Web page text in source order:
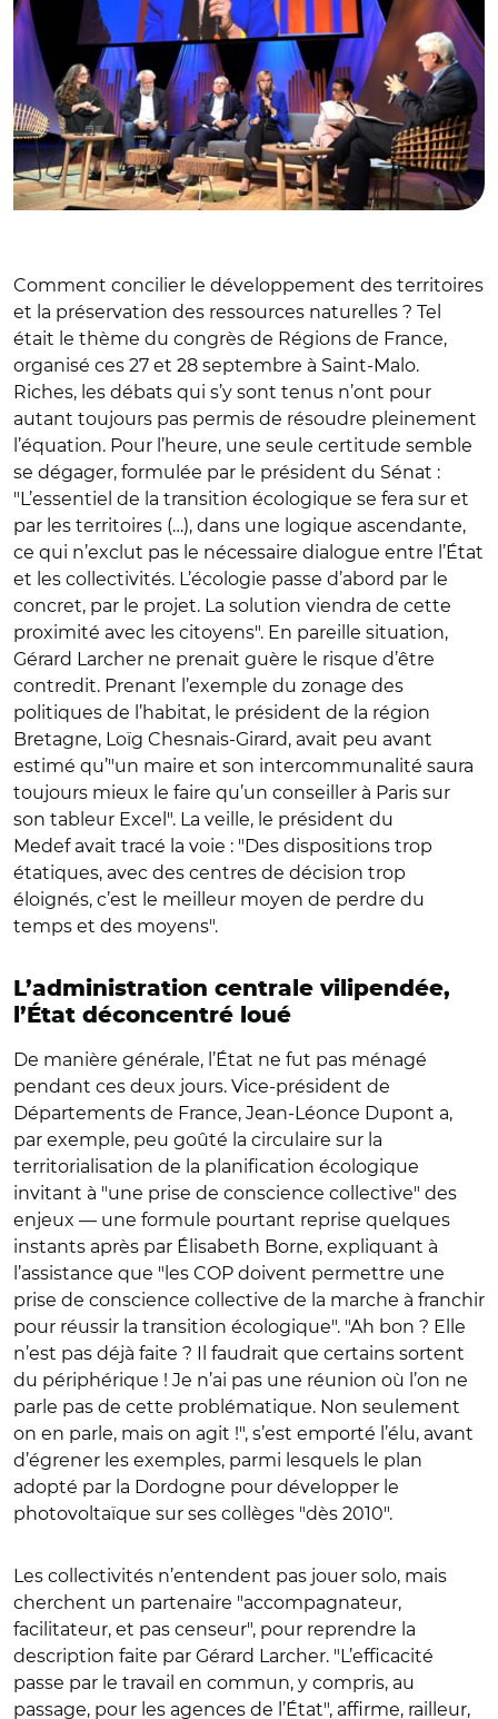
Comment concilier le développement des territoires
et la préservation des ressources naturelles ? Tel
était le thème du congrès de Régions de France,
organisé ces 27 et 28 septembre à Saint-Malo.
Riches, les débats qui s’y sont tenus n’ont pour
autant toujours pas permis de résoudre pleinement
l’équation. Pour l’heure, une seule certitude semble
se dégager, formulée par le président du Sénat :
"L’essentiel de la transition écologique se fera sur et
par les territoires (…), dans une logique ascendante,
ce qui n’exclut pas le nécessaire dialogue entre l’État
et les collectivités. L’écologie passe d’abord par le
concret, par le projet. La solution viendra de cette
proximité avec les citoyens". En pareille situation,
Gérard Larcher ne prenait guère le risque d’être
contredit. Prenant l’exemple du zonage des
politiques de l’habitat, le président de la région
Bretagne, Loïg Chesnais-Girard, avait peu avant
estimé qu’"un maire et son intercommunalité saura
toujours mieux le faire qu’un conseiller à Paris sur
son tableur Excel". La veille, le président du
Medef avait tracé la voie : "Des dispositions trop
étatiques, avec des centres de décision trop
éloignés, c’est le meilleur moyen de perdre du
temps et des moyens".
L’administration centrale vilipendée,
l’État déconcentré loué
De manière générale, l’État ne fut pas ménagé
pendant ces deux jours. Vice-président de
Départements de France, Jean-Léonce Dupont a,
par exemple, peu goûté la circulaire sur la
territorialisation de la planification écologique
invitant à "une prise de conscience collective" des
enjeux — une formule pourtant reprise quelques
instants après par Élisabeth Borne, expliquant à
l’assistance que "les COP doivent permettre une
prise de conscience collective de la marche à franchir
pour réussir la transition écologique". "Ah bon ? Elle
n’est pas déjà faite ? Il faudrait que certains sortent
du périphérique ! Je n’ai pas une réunion où l’on ne
parle pas de cette problématique. Non seulement
on en parle, mais on agit !", s’est emporté l’élu, avant
d’égrener les exemples, parmi lesquels le plan
adopté par la Dordogne pour développer le
photovoltaïque sur ses collèges "dès 2010".
Les collectivités n’entendent pas jouer solo, mais
cherchent un partenaire "accompagnateur,
facilitateur, et pas censeur", pour reprendre la
description faite par Gérard Larcher. "L’efficacité
passe par le travail en commun, y compris, au
passage, pour les agences de l’État", affirme, railleur,